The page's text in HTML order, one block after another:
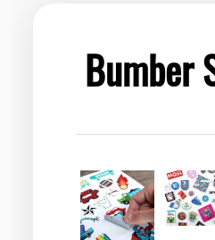
Bumber